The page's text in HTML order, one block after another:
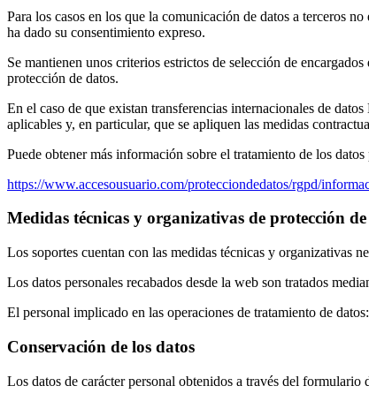
Para los casos en los que la comunicación de datos a terceros
ha dado su consentimiento expreso.
Se mantienen unos criterios estrictos de selección de
protección de datos.
En el caso de que existan transferencias internacionales de
aplicables y, en particular, que se apliquen las medidas
Puede obtener más información sobre el tratamiento de los
https://www.accesousuario.com/protecciondedatos/rgpd/
Medidas técnicas y organizativas de protección
Los soportes cuentan con las medidas técnicas y organizativas
Los datos personales recabados desde la web son tratados
El personal implicado en las operaciones de tratamiento de
Conservación de los datos
Los datos de carácter personal obtenidos a través del